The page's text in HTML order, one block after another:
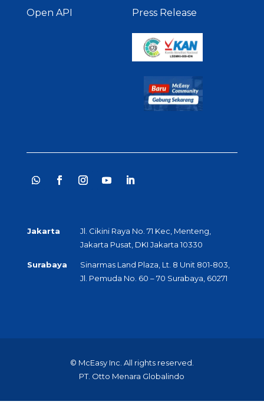
Open API Press Release
Jakarta
Jl. Cikini Raya No. 71 Kec, Menteng,
Jakarta Pusat, DKI Jakarta 10330
Surabaya
Sinarmas Land Plaza, Lt. 8 Unit 801-803,
Jl. Pemuda No. 60 – 70 Surabaya, 60271
© McEasy Inc. All rights reserved.
PT. Otto Menara Globalindo